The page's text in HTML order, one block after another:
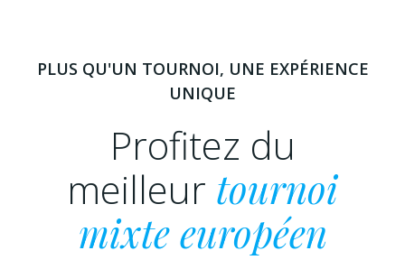
PLUS QU'UN TOURNOI, UNE EXPÉRIENCE
UNIQUE
Profitez du
meilleur tournoi
mixte européen